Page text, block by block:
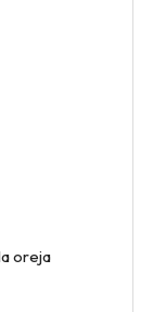
oreja